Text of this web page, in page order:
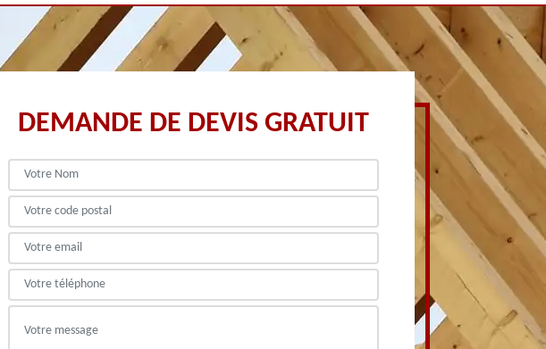
DEMANDE DE DEVIS GRATUIT